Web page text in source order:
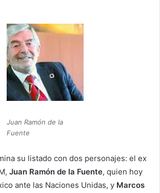
Juan Ramón de la
Fuente
su listado con dos personajes: el ex
Juan Ramón de la Fuente, quien hoy
ante las Naciones Unidas, y Marcos